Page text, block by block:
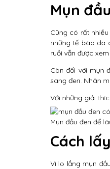
Mụn
Cũng có rất
những tế bào da
ruồi vẫn được
Còn đối với mụn
sang đen. Nhân
Với những giải
Mụn đầu đen để
Cách
Vì lo lắng mụn